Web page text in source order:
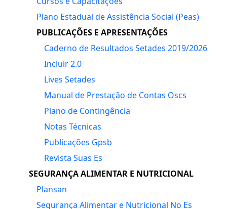
Plano Estadual de Assistência Social (Peas)
PUBLICAÇÕES E APRESENTAÇÕES
Caderno de Resultados Setades 2019/2026
Incluir 2.0
Lives Setades
Manual de Prestação de Contas Oscs
Plano de Contingência
Notas Técnicas
Publicações Gpsb
Revista Suas Es
SEGURANÇA ALIMENTAR E NUTRICIONAL
Plansan
Segurança Alimentar e Nutricional No Es